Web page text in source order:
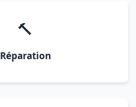
🔨
Réparation